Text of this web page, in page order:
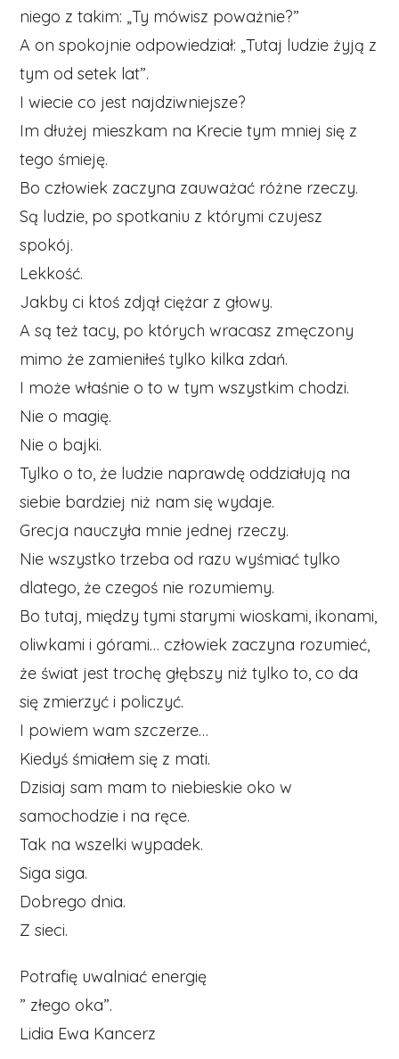
niego z takim: „Ty mówisz poważnie?”
A on spokojnie odpowiedział: „Tutaj ludzie żyją z
tym od setek lat”.
I wiecie co jest najdziwniejsze?
Im dłużej mieszkam na Krecie tym mniej się z
tego śmieję.
Bo człowiek zaczyna zauważać różne rzeczy.
Są ludzie, po spotkaniu z którymi czujesz
spokój.
Lekkość.
Jakby ci ktoś zdjął ciężar z głowy.
A są też tacy, po których wracasz zmęczony
mimo że zamieniłeś tylko kilka zdań.
I może właśnie o to w tym wszystkim chodzi.
Nie o magię.
Nie o bajki.
Tylko o to, że ludzie naprawdę oddziałują na
siebie bardziej niż nam się wydaje.
Grecja nauczyła mnie jednej rzeczy.
Nie wszystko trzeba od razu wyśmiać tylko
dlatego, że czegoś nie rozumiemy.
Bo tutaj, między tymi starymi wioskami, ikonami,
oliwkami i górami… człowiek zaczyna rozumieć,
że świat jest trochę głębszy niż tylko to, co da
się zmierzyć i policzyć.
I powiem wam szczerze…
Kiedyś śmiałem się z mati.
Dzisiaj sam mam to niebieskie oko w
samochodzie i na ręce.
Tak na wszelki wypadek.
Siga siga.
Dobrego dnia.
Z sieci.
Potrafię uwalniać energię
” złego oka”.
Lidia Ewa Kancerz